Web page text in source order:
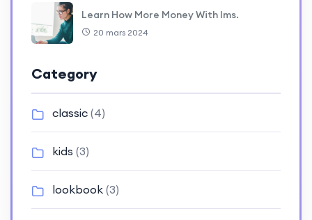
Learn How More Money With lms.
20 mars 2024
Category
classic (4)
kids (3)
lookbook (3)